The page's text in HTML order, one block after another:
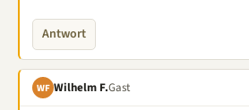
Antwort
WF Wilhelm F.Gast